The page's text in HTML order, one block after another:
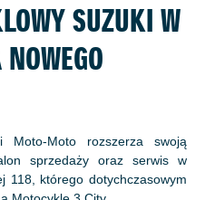
SUZUKI W
Moto-Moto rozszerza swoją
sprzedaży oraz serwis w
118, którego dotychczasowym